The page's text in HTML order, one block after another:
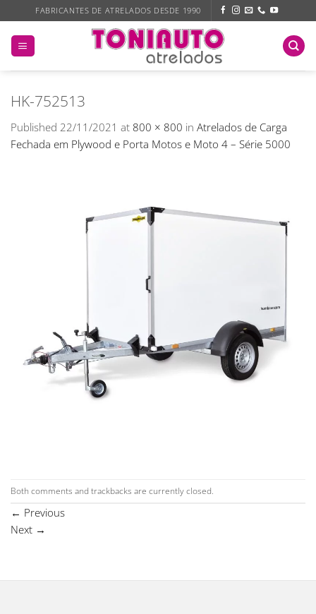
to
content
FABRICANTES DE ATRELADOS DESDE 1990
HK-752513
Published 22/11/2021 at 800 × 800 in Atrelados de Carga
Fechada em Plywood e Porta Motos e Moto 4 – Série 5000
Both comments and trackbacks are currently closed.
← Previous
Next →